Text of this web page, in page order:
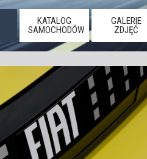
KATALOG
SAMOCHODÓW
GALERIE
ZDJĘĆ